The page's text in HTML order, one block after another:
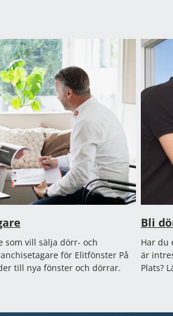
som vill sälja dörr- och
för Elitfönster På
till nya fönster och dörrar.
Bli
Har du
är
Plats?